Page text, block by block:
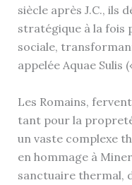
siècle après J.C., ils
stratégique à la fois
sociale,
appelée Aquae Sulis
Les Romains,
tant pour la
un vaste complexe
en hommage à
sanctuaire thermal,